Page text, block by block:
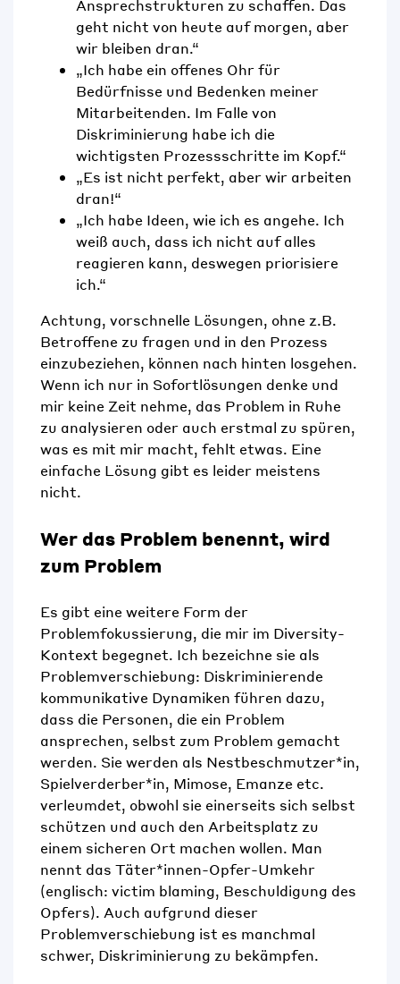
Ansprechstrukturen zu schaffen. Das
geht nicht von heute auf morgen, aber
wir bleiben dran.“
„Ich habe ein offenes Ohr für
Bedürfnisse und Bedenken meiner
Mitarbeitenden. Im Falle von
Diskriminierung habe ich die
wichtigsten Prozessschritte im Kopf.“
„Es ist nicht perfekt, aber wir arbeiten
dran!“
„Ich habe Ideen, wie ich es angehe. Ich
weiß auch, dass ich nicht auf alles
reagieren kann, deswegen priorisiere
ich.“
Achtung, vorschnelle Lösungen, ohne z.B.
Betroffene zu fragen und in den Prozess
einzubeziehen, können nach hinten losgehen.
Wenn ich nur in Sofortlösungen denke und
mir keine Zeit nehme, das Problem in Ruhe
zu analysieren oder auch erstmal zu spüren,
was es mit mir macht, fehlt etwas. Eine
einfache Lösung gibt es leider meistens
nicht.
Wer das Problem benennt, wird
zum Problem
Es gibt eine weitere Form der
Problemfokussierung, die mir im Diversity-
Kontext begegnet. Ich bezeichne sie als
Problemverschiebung: Diskriminierende
kommunikative Dynamiken führen dazu,
dass die Personen, die ein Problem
ansprechen, selbst zum Problem gemacht
werden. Sie werden als Nestbeschmutzer*in,
Spielverderber*in, Mimose, Emanze etc.
verleumdet, obwohl sie einerseits sich selbst
schützen und auch den Arbeitsplatz zu
einem sicheren Ort machen wollen. Man
nennt das Täter*innen-Opfer-Umkehr
(englisch: victim blaming, Beschuldigung des
Opfers). Auch aufgrund dieser
Problemverschiebung ist es manchmal
schwer, Diskriminierung zu bekämpfen.